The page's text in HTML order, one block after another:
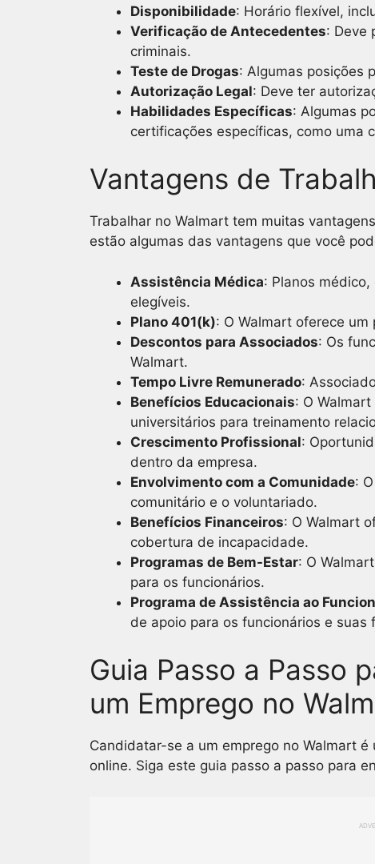
Disponibilidade: Horário flexível,
Verificação de Antecedentes: Deve
criminais.
Teste de Drogas: Algumas posições
Autorização Legal: Deve ter
Habilidades Específicas: Algumas
certificações específicas, como uma
Vantagens de
Trabalhar no Walmart tem muitas
estão algumas das vantagens que você
Assistência Médica: Planos
elegíveis.
Plano 401(k): O Walmart oferece
Descontos para Associados: Os
Walmart.
Tempo Livre Remunerado:
Benefícios Educacionais: O
universitários para treinamento
Crescimento Profissional:
dentro da empresa.
Envolvimento com a Comunidade:
comunitário e o voluntariado.
Benefícios Financeiros: O Walmart
cobertura de incapacidade.
Programas de Bem-Estar: O
para os funcionários.
Programa de Assistência ao
de apoio para os funcionários e suas
Guia Passo a Passo
um Emprego no
Candidatar-se a um emprego no Walmart
online. Siga este guia passo a passo para